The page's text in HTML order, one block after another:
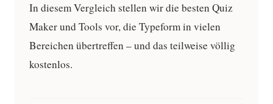
In diesem Vergleich stellen wir die besten Quiz
Maker und Tools vor, die Typeform in vielen
Bereichen übertreffen – und das teilweise völlig
kostenlos.